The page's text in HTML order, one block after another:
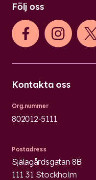
Följ oss
Kontakta oss
Org.nummer
802012-5111
Postadress
Själagårdsgatan 8B
111 31 Stockholm